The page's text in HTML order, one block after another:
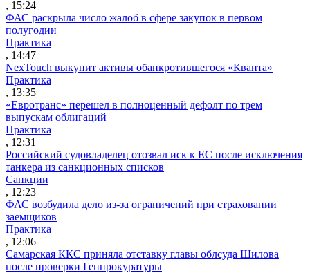
, 15:24
ФАС раскрыла число жалоб в сфере закупок в первом
полугодии
Практика
, 14:47
NexTouch выкупит активы обанкротившегося «Кванта»
Практика
, 13:35
«Евротранс» перешел в полноценный дефолт по трем
выпускам облигаций
Практика
, 12:31
Российский судовладелец отозвал иск к ЕС после исключения
танкера из санкционных списков
Санкции
, 12:23
ФАС возбудила дело из-за ограничений при страховании
заемщиков
Практика
, 12:06
Самарская ККС приняла отставку главы облсуда Шилова
после проверки Генпрокуратуры